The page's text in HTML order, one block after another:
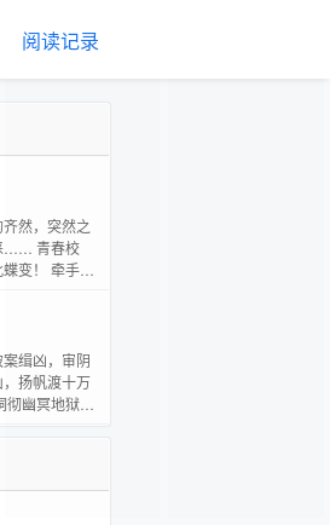
阅读记录
然，突然之
…… 青春校
变！ 牵手，
市长 我没有
缉凶，审阴
扬帆渡十万
幽冥地狱，